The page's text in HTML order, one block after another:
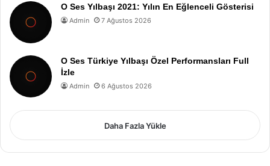
O Ses Yılbaşı 2021: Yılın En Eğlenceli Gösterisi
Admin 7 Ağustos 2026
O Ses Türkiye Yılbaşı Özel Performansları Full
İzle
Admin 6 Ağustos 2026
Daha Fazla Yükle